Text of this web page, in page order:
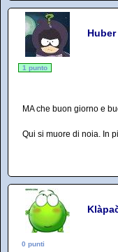
Huber
1 punto
MA che buon giorno e
Qui si muore di noia. In
0 punti